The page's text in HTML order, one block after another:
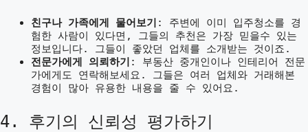
친구나 가족에게 물어보기 : 주변에 이미 입주청소를 경
험한 사람이 있다면, 그들의 추천은 가장 믿을수 있는
정보입니다. 그들이 좋았던 업체를 소개받는 것이죠.
전문가에게 의뢰하기 : 부동산 중개인이나 인테리어 전문
가에게도 연락해보세요. 그들은 여러 업체와 거래해본
경험이 많아 유용한 내용을 줄 수 있어요.
4. 후기의 신뢰성 평가하기